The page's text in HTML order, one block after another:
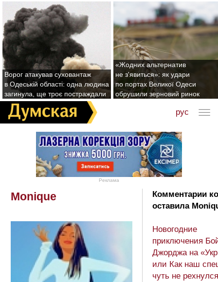
Ворог атакував суховантаж
в Одеській області: одна людина
загинула, ще троє постраждали
«Жодних альтернатив
не з'явиться»: як удари
по портах Великої Одеси
обрушили зерновий ринок
рус
Реклама
Monique
Комментарии
оставила
Новогодние
приключения
Джорджа на
или Как наш
чуть не